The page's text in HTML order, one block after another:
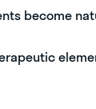
become